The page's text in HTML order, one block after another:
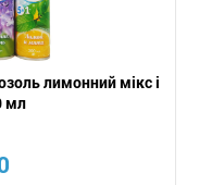
лимонний мікс і
мл